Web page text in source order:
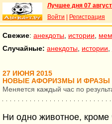
Лучшее дня 07
Войти
Регистрация
Свежие: анекдоты истории
Случайные: анекдоты истории
27 ИЮНЯ 2015
НОВЫЕ АФОРИЗМЫ И ФРАЗЫ
Меняется каждый час по
Ни одно животное, кроме